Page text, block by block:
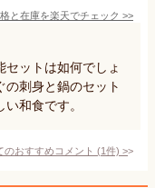
と在庫を楽天でチェック >>
セットは如何でしょ
の刺身と鍋のセット
和食です。
のおすすめコメント (1件) >